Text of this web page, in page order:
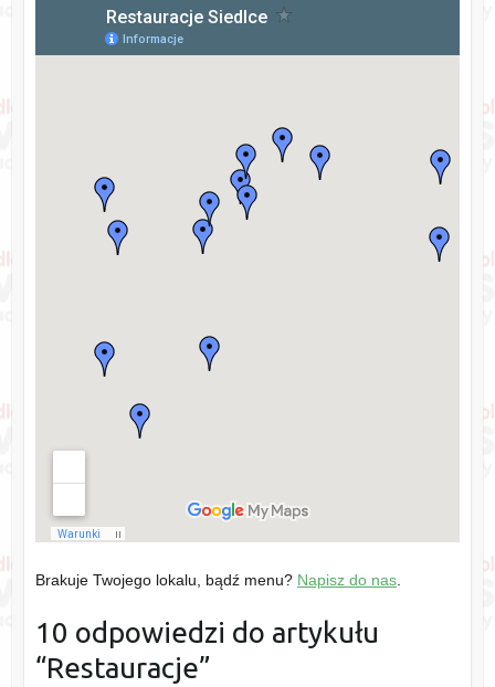
Brakuje Twojego lokalu, bądź menu? Napisz do nas.
10 odpowiedzi do artykułu
“Restauracje”